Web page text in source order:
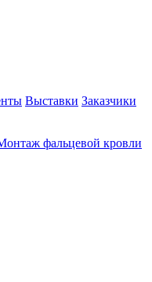
Выставки Заказчики
фальцевой кровли